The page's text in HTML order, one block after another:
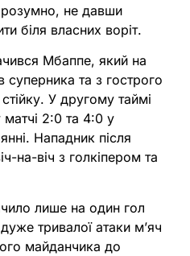
розумно, не давши
біля власних воріт.
Мбаппе, який на
суперника та з гострого
У другому таймі
матчі 2:0 та 4:0 у
Нападник після
на-віч з голкіпером та
лише на один гол
тривалої атаки м’яч
майданчика до